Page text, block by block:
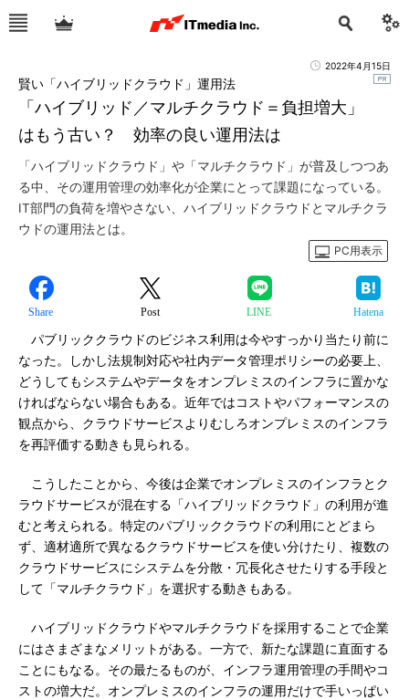
2022年4月15日
「ハイブリッド／マルチクラウド＝負担増大」
はもう古い？ 効率の良い運用法は
賢い「ハイブリッドクラウド」運用法
「ハイブリッドクラウド」や「マルチクラウド」が普及しつつあ
る中、その運用管理の効率化が企業にとって課題になっている。
IT部門の負荷を増やさない、ハイブリッドクラウドとマルチクラ
ウドの運用法とは。
PC用表示
Share Post LINE Hatena
パブリッククラウドのビジネス利用は今やすっかり当たり前に
なった。しかし法規制対応や社内データ管理ポリシーの必要上、
どうしてもシステムやデータをオンプレミスのインフラに置かな
ければならない場合もある。近年ではコストやパフォーマンスの
観点から、クラウドサービスよりむしろオンプレミスのインフラ
を再評価する動きも見られる。
こうしたことから、今後は企業でオンプレミスのインフラとク
ラウドサービスが混在する「ハイブリッドクラウド」の利用が進
むと考えられる。特定のパブリッククラウドの利用にとどまら
ず、適材適所で異なるクラウドサービスを使い分けたり、複数の
クラウドサービスにシステムを分散・冗長化させたりする手段と
して「マルチクラウド」を選択する動きもある。
ハイブリッドクラウドやマルチクラウドを採用することで企業
にはさまざまなメリットがある。一方で、新たな課題に直面する
ことにもなる。その最たるものが、インフラ運用管理の手間やコ
ストの増大だ。オンプレミスのインフラの運用だけで手いっぱい